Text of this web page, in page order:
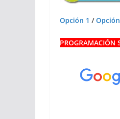
Opción 1 /
PROGRAMACIÓN